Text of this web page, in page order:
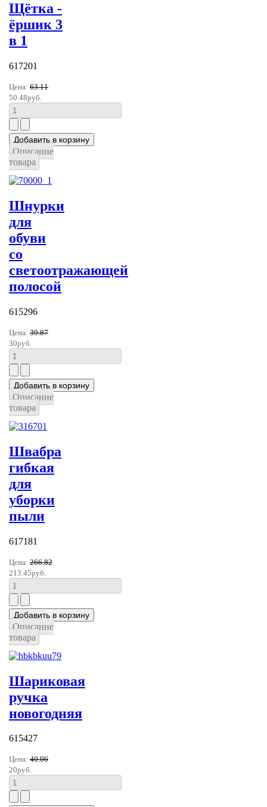
Щётка -
ёршик 3
в 1
617201
Цена: 63.11
50.48руб.
Описание
товара
Шнурки
для
обуви
со
светоотражающей
полосой
615296
Цена: 39.87
30руб.
Описание
товара
Швабра
гибкая
для
уборки
пыли
617181
Цена: 266.82
213.45руб.
Описание
товара
Шариковая
ручка
новогодняя
615427
Цена: 40.06
20руб.